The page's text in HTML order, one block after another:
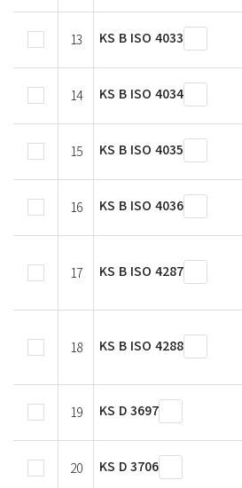
13 KS B ISO 4033
14 KS B ISO 4034
15 KS B ISO 4035
16 KS B ISO 4036
17 KS B ISO 4287
18 KS B ISO 4288
19 KS D 3697
20 KS D 3706